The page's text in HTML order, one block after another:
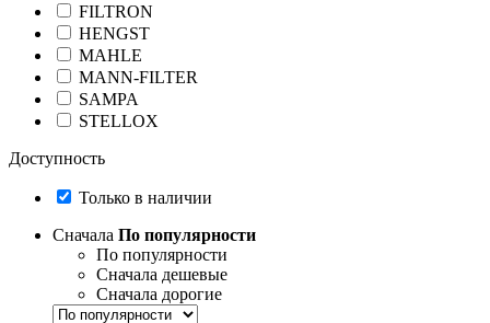
FILTRON
HENGST
MAHLE
MANN-FILTER
SAMPA
STELLOX
Доступность
Только в наличии
Сначала По популярности
По популярности
Сначала дешевые
Сначала дорогие